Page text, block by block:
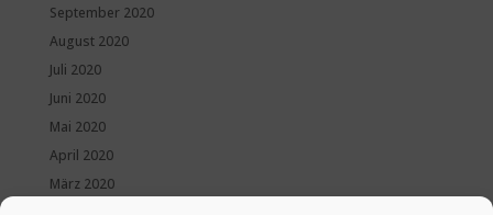
September 2020
August 2020
Juli 2020
Juni 2020
Mai 2020
April 2020
März 2020